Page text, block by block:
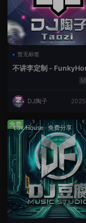
暂无标签
不讲李定制 -
DJ陶子
Lak House · 免费分享
免费